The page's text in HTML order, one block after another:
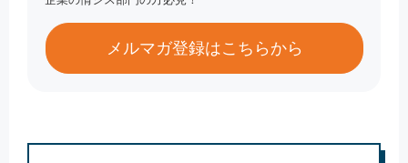
メルマガ登録はこちらから